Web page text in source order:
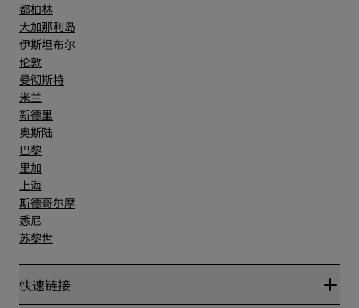
都柏林
大加那利岛
伊斯坦布尔
伦敦
曼彻斯特
米兰
新德里
奥斯陆
巴黎
里加
上海
斯德哥尔摩
悉尼
苏黎世
快速链接